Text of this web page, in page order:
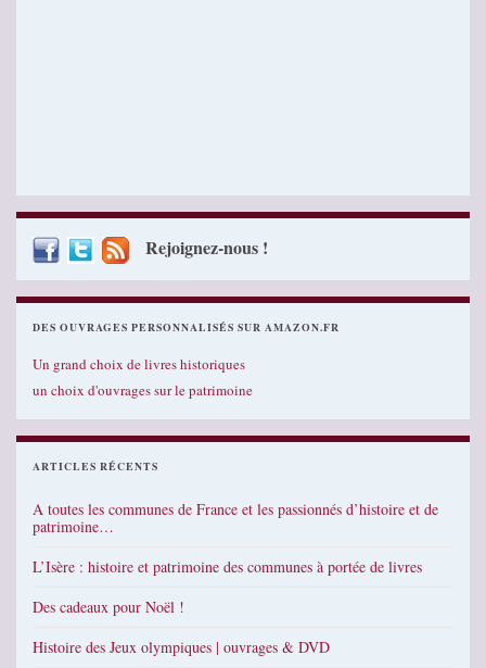
Rejoignez-nous !
DES OUVRAGES PERSONNALISÉS SUR AMAZON.FR
Un grand choix de livres historiques
un choix d'ouvrages sur le patrimoine
ARTICLES RÉCENTS
A toutes les communes de France et les passionnés d’histoire et de
patrimoine…
L’Isère : histoire et patrimoine des communes à portée de livres
Des cadeaux pour Noël !
Histoire des Jeux olympiques | ouvrages & DVD